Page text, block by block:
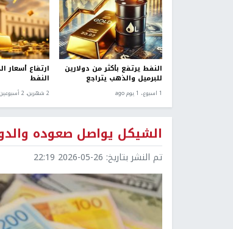
‌النفط يرتفع بأكثر من دولارين
للبرميل والذهب يتراجع
1 اسبوع.، 1 يوم ago
ارتفاع أسعار
النفط
2 شهرين، 2 أسبوعين ago
الشيكل يواصل صعوده
تم النشر بتاريخ: 2026-05-26 22:19